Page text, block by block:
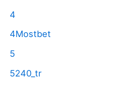
4
4Mostbet
5
5240_tr